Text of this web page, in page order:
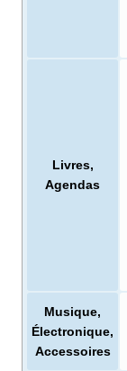
Livres,
Agendas
Musique,
Électronique,
Accessoires